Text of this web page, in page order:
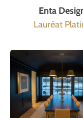
Enta
Lauréat